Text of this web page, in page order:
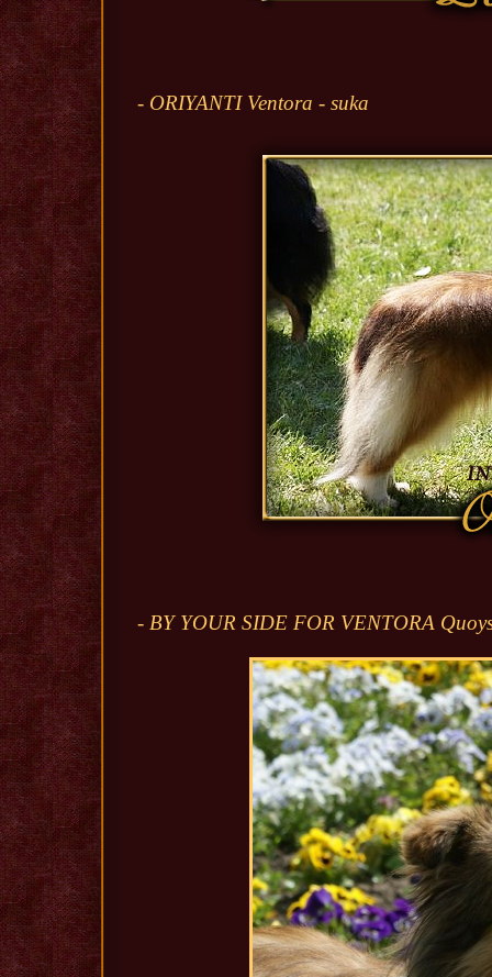
- ORIYANTI Ventora - suka
- BY YOUR SIDE FOR VENTORA